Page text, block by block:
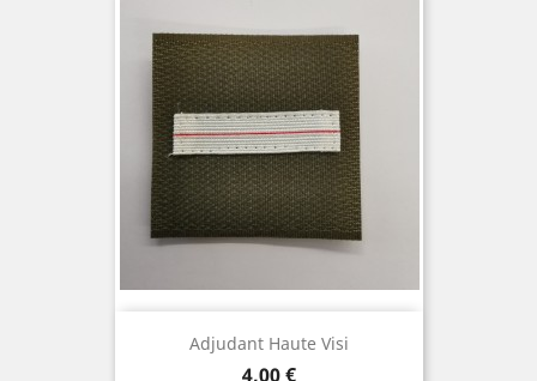
Adjudant Haute Visi
Prix
4,00 €